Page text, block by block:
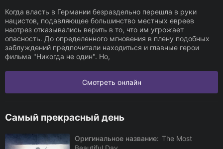
Когда власть в Германии безраздельно перешла в руки
нацистов, подавляющее большинство местных евреев
наотрез отказывались верить в то, что им угрожает
опасность. До определенного мгновения в плену подобных
заблуждений предпочитали находиться и главные герои
фильма "Никогда не один". Но,
Смотреть онлайн
Самый прекрасный день
Оригинальное название: The Most